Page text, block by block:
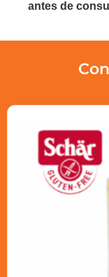
antes de